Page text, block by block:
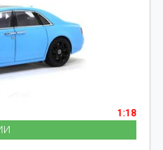
1:18